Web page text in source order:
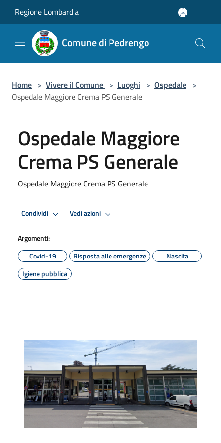
Regione Lombardia
Comune di Pedrengo
Home > Vivere il Comune > Luoghi > Ospedale >
Ospedale Maggiore Crema PS Generale
Ospedale Maggiore
Crema PS Generale
Ospedale Maggiore Crema PS Generale
Condividi Vedi azioni
Argomenti:
Covid-19
Risposta alle emergenze
Nascita
Igiene pubblica